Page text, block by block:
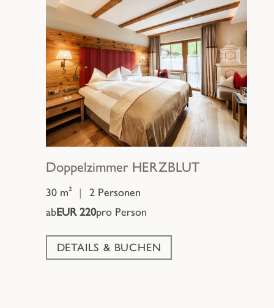
Doppelzimmer HERZBLUT
30 m² |
2 Personen
abEUR 220pro Person
DETAILS & BUCHEN